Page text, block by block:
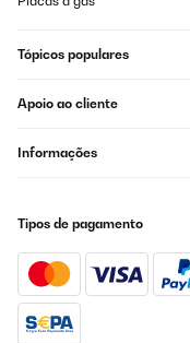
Tópicos populares
Apoio ao cliente
Informações
Tipos de pagamento